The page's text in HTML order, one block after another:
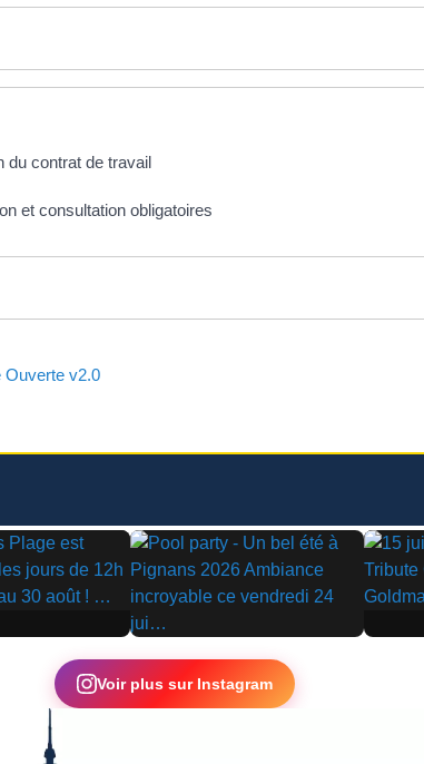
du contrat de travail
et consultation obligatoires
Ouverte v2.0
▶
▶
Voir plus sur Instagram